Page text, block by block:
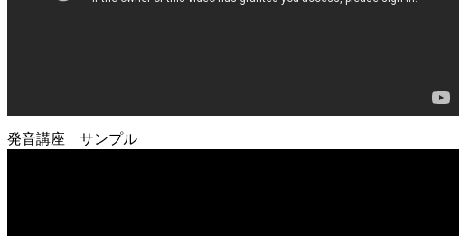
発音講座 サンプル